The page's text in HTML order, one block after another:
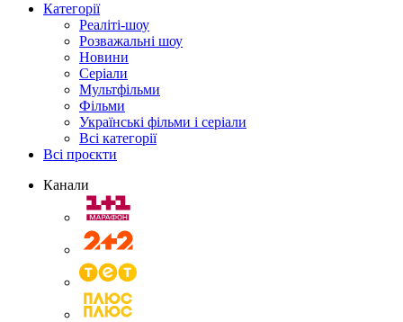
Категорії
Реаліті-шоу
Розважальні шоу
Новини
Серіали
Мультфільми
Фільми
Українські фільми і серіали
Всі категорії
Всі проєкти
Канали